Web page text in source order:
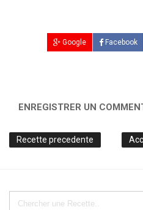
Google Facebook
ENREGISTRER UN
Recette precedente